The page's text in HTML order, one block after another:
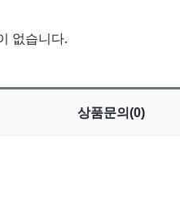
없습니다.
상품문의(0)